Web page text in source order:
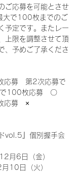
ご応募を可能とさせ
大で100枚までのご
予定です。またレー
上限を調整させて頂
、予めご了承くださ
募　第2次応募で
100枚応募　〇
募　×
vol.5』個別握手会
月6日（金）
10日（火）